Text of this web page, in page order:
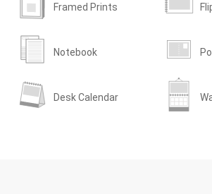
Framed Prints
Notebook
Desk Calendar